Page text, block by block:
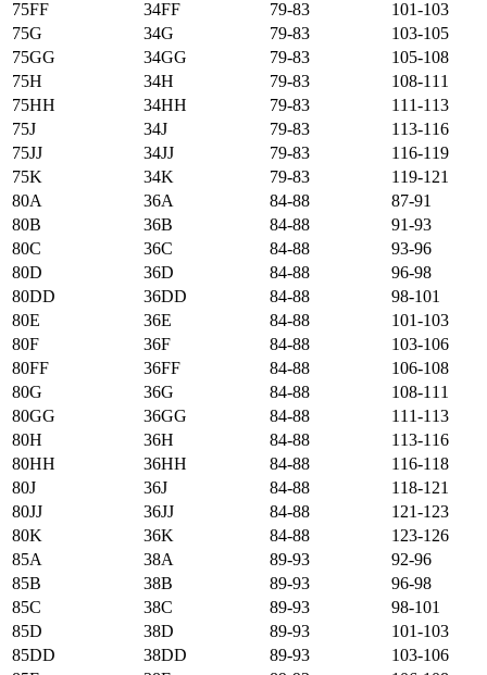
75FF 34FF 79-83
101-103
75G
34G 79-83
103-105
75GG
34GG 79-83
105-108
75H
34H 79-83
108-111
75HH
34HH 79-83
111-113
75J
34J 79-83
113-116
75JJ
34JJ 79-83
116-119
75K
34K 79-83
119-121
80А
36А 84-88
87-91
80B
36B 84-88
91-93
80C
36C 84-88
93-96
80D
36D 84-88
96-98
80DD
36DD 84-88
98-101
80E
36E 84-88
101-103
80F
36F 84-88
103-106
80FF
36FF 84-88
106-108
80G
36G 84-88
108-111
80GG
36GG 84-88
111-113
80H
36H 84-88
113-116
80HH
36HH 84-88
116-118
80J
36J 84-88
118-121
80JJ
36JJ 84-88
121-123
80K
36K 84-88
123-126
85А
38А 89-93
92-96
85B
38B 89-93
96-98
85C
38C 89-93
98-101
85D
38D 89-93
101-103
85DD
38DD 89-93
103-106